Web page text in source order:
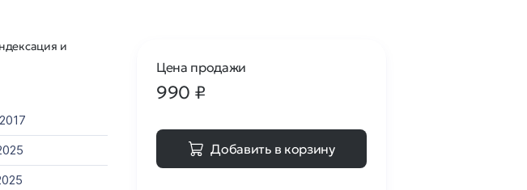
и
Цена продажи
990 ₽
Добавить в корзину